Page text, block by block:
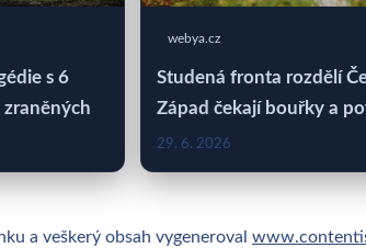
s 6
webya.cz
Studená fronta rozdělí
Západ čekají bouřky a
29. 6. 2026
a veškerý obsah vygeneroval